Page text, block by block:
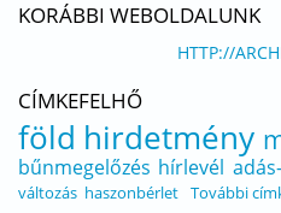
KORÁBBI WEBOLDALUNK
HTTP://
CÍMKEFELHŐ
föld hirdetmény
bűnmegelőzés hírlevél
változás haszonbérlet További